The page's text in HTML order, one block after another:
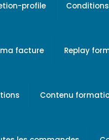
profile
ma facture Replay
Contenu